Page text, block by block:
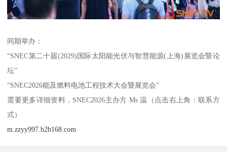
同期举办：
“SNEC第二十届(2029)国际太阳能光伏与智慧能源(上海)展览会暨论
坛”
“SNEC2026能及燃料电池工程技术大会暨展览会”
需要更多详细资料，SNEC2026主办方 Ms 温（点击右上角：联系方
式）
m.zzyy997.b2b168.com